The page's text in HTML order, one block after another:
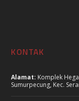
KONTAK
Alamat: Komplek
Sumurpecung, Kec.